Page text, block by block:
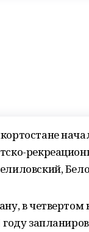
в четвертом
году